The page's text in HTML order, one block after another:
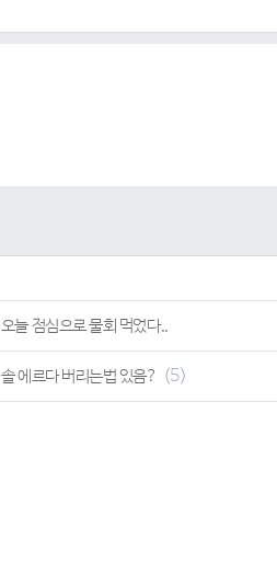
오늘 점심으로 물회 먹었다..
솔 에르다 버리는법 있음? (5)